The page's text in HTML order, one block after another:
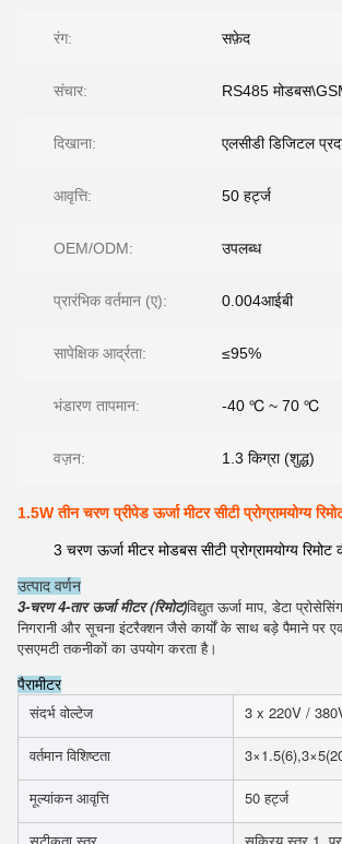
रंग: सफ़ेद
संचार: RS485
दिखाना: एलसीडी डिजिटल
आवृत्ति: 50 हर्ट्ज
OEM/ODM: उपलब्ध
प्रारंभिक वर्तमान (ए): 0.004आईबी
सापेक्षिक आर्द्रता: ≤95%
भंडारण तापमान: -40 ℃ ~ 70 ℃
वज़न: 1.3 किग्रा (शुद्ध)
1.5W तीन चरण प्रीपेड ऊर्जा मीटर सीटी प्रोग्रामयोग्य
3 चरण ऊर्जा मीटर मोडबस सीटी प्रोग्रामयोग्य रिमोट
उत्पाद वर्णन
3-चरण 4-तार ऊर्जा मीटर (रिमोट)विद्युत ऊर्जा माप, डेटा
निगरानी और सूचना इंटरैक्शन जैसे कार्यों के साथ बड़े पैमाने पर
एसएमटी तकनीकों का उपयोग करता है।
पैरामीटर
संदर्भ वोल्टेज 3 x 220V /
वर्तमान विशिष्टता
मूल्यांकन आवृत्ति 50 हर्ट्ज